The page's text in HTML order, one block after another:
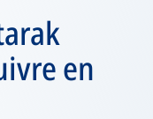
en